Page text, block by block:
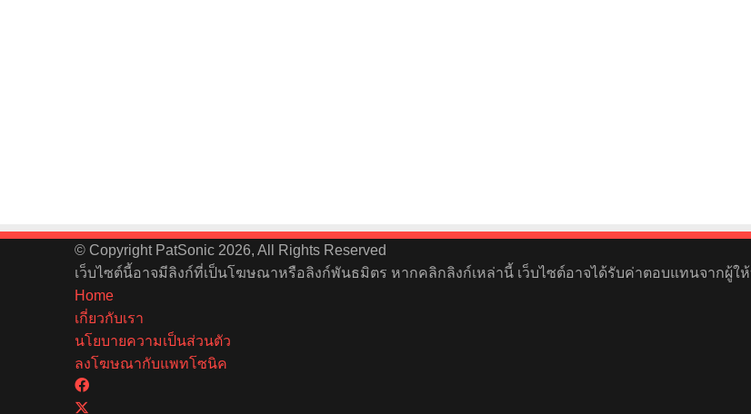
© Copyright PatSonic 2026, All Rights Reserved
เว็บไซต์นี้อาจมีลิงก์ที่เป็นโฆษณาหรือลิงก์พันธมิตร หากคลิกลิงก์เหล่านี้ เว็บไซต์อาจได้รับค่าตอบแทนจากผู้
Home
เกี่ยวกับเรา
นโยบายความเป็นส่วนตัว
ลงโฆษณากับแพทโซนิค